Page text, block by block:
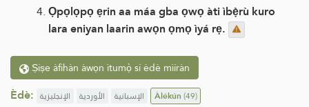
Ọpọlọpọ ẹrin aa máa gba ọwọ àti ìbẹ̀rù kuro
lara eniyan laarin awọn ọmọ ìyá rẹ.
Ṣíṣe àfihàn àwọn ìtumọ̀ sí èdè mìíràn
Èdè: الإنجليزية الأوردية الإسبانية Àlékún(49)